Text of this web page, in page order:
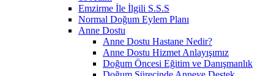
Emzirme İle İlgili S.S.S
Normal Doğum Eylem Planı
Anne Dostu
Anne Dostu Hastane Nedir?
Anne Dostu Hizmet Anlayışımız
Doğum Öncesi Eğitim ve Danışmanlık